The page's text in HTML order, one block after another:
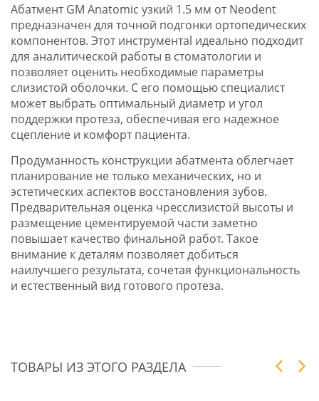
Абатмент GM Anatomic узкий 1.5 мм от Neodent
предназначен для точной подгонки ортопедических
компонентов. Этот инструментаl идеально подходит
для аналитической работы в стоматологии и
позволяет оценить необходимые параметры
слизистой оболочки. С его помощью специалист
может выбрать оптимальный диаметр и угол
поддержки протеза, обеспечивая его надежное
сцепление и комфорт пациента.
Продуманность конструкции абатмента облегчает
планирование не только механических, но и
эстетических аспектов восстановления зубов.
Предварительная оценка чресслизистой высоты и
размещение цементируемой части заметно
повышает качество финальной работ. Такое
внимание к деталям позволяет добиться
наилучшего результата, сочетая функциональность
и естественный вид готового протеза.
ТОВАРЫ ИЗ ЭТОГО РАЗДЕЛА